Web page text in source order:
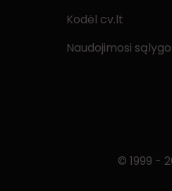
Kodėl cv.lt
Naudojimosi
© 1999 -